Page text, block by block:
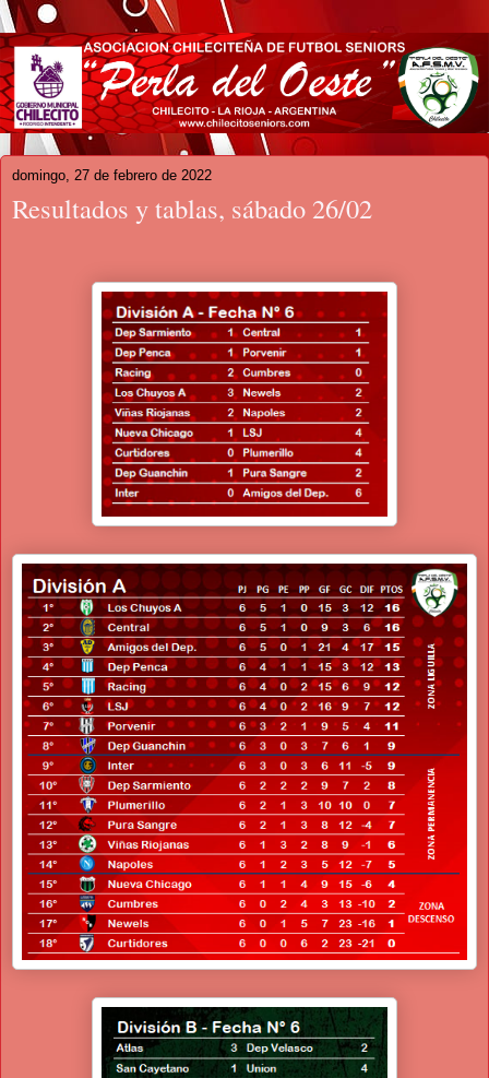
domingo, 27 de febrero de 2022
Resultados y tablas, sábado 26/02